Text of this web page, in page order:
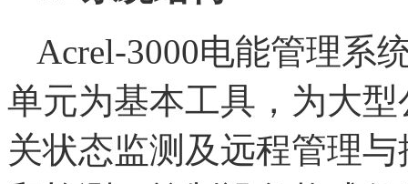
Acrel-3000电能管理系
单元为基本工具，为大
关状态监测及远程管理